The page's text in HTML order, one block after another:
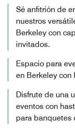
Sé anfitrión de
nuestros
Berkeley con
invitados.
Espacio para
en Berkeley con
Disfrute de una
eventos con
para banquetes